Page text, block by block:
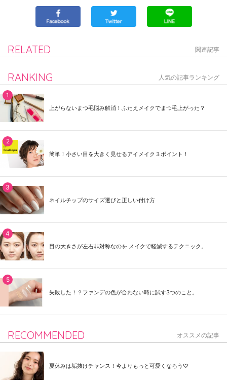
RELATED 関連記事
RANKING 人気の記事ランキング
上がらないまつ毛悩み解消！ふたえメイクでまつ毛上がった？
簡単！小さい目を大きく見せるアイメイク３ポイント！
ネイルチップのサイズ選びと正しい付け方
目の大きさが左右非対称なのを メイクで軽減するテクニック。
失敗した！？ファンデの色が合わない時に試す3つのこと。
RECOMMENDED オススメの記事
夏休みは垢抜けチャンス！今よりもっと可愛くなろう♡